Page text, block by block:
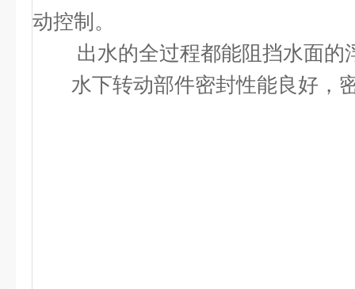
动控制。
出水的全过程都能阻挡水面的
水下转动部件密封性能良好，